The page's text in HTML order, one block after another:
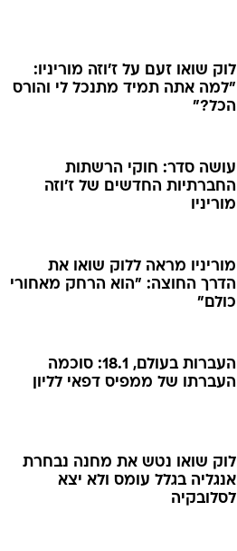
לוק שואו זעם על ז'וזה מוריניו:
"למה אתה תמיד מתנכל לי והורס
הכל?"
עושה סדר: חוקי הרשתות
החברתיות החדשים של ז'וזה
מוריניו
מוריניו מראה ללוק שואו את
הדרך החוצה: "הוא הרחק מאחורי
כולם"
העברות בעולם, 18.1: סוכמה
העברתו של ממפיס דפאי לליון
לוק שואו נטש את מחנה נבחרת
אנגליה בגלל עומס ולא יצא
לסלובקיה